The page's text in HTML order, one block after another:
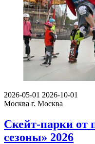
2026-05-01 2026-10-01
Москва г. Москва
Скейт-парки от
сезоны» 2026